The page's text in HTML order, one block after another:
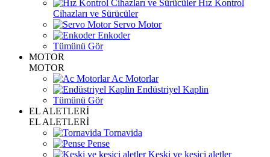
Hız Kontrol
Cihazları ve Sürücüler
Servo Motor
Enkoder
Tümünü Gör
MOTOR
MOTOR
Ac Motorlar
Endüstriyel Kaplin
Tümünü Gör
EL ALETLERİ
EL ALETLERİ
Tornavida
Pense
Keski ve kesici aletler